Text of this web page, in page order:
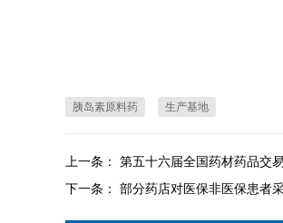
胰岛素原料药 生产基地
上一条： 第五十六届全国药材药品交
下一条： 部分药店对医保非医保患者